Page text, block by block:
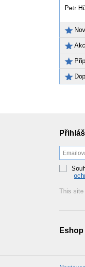
Petr
This site
Eshop